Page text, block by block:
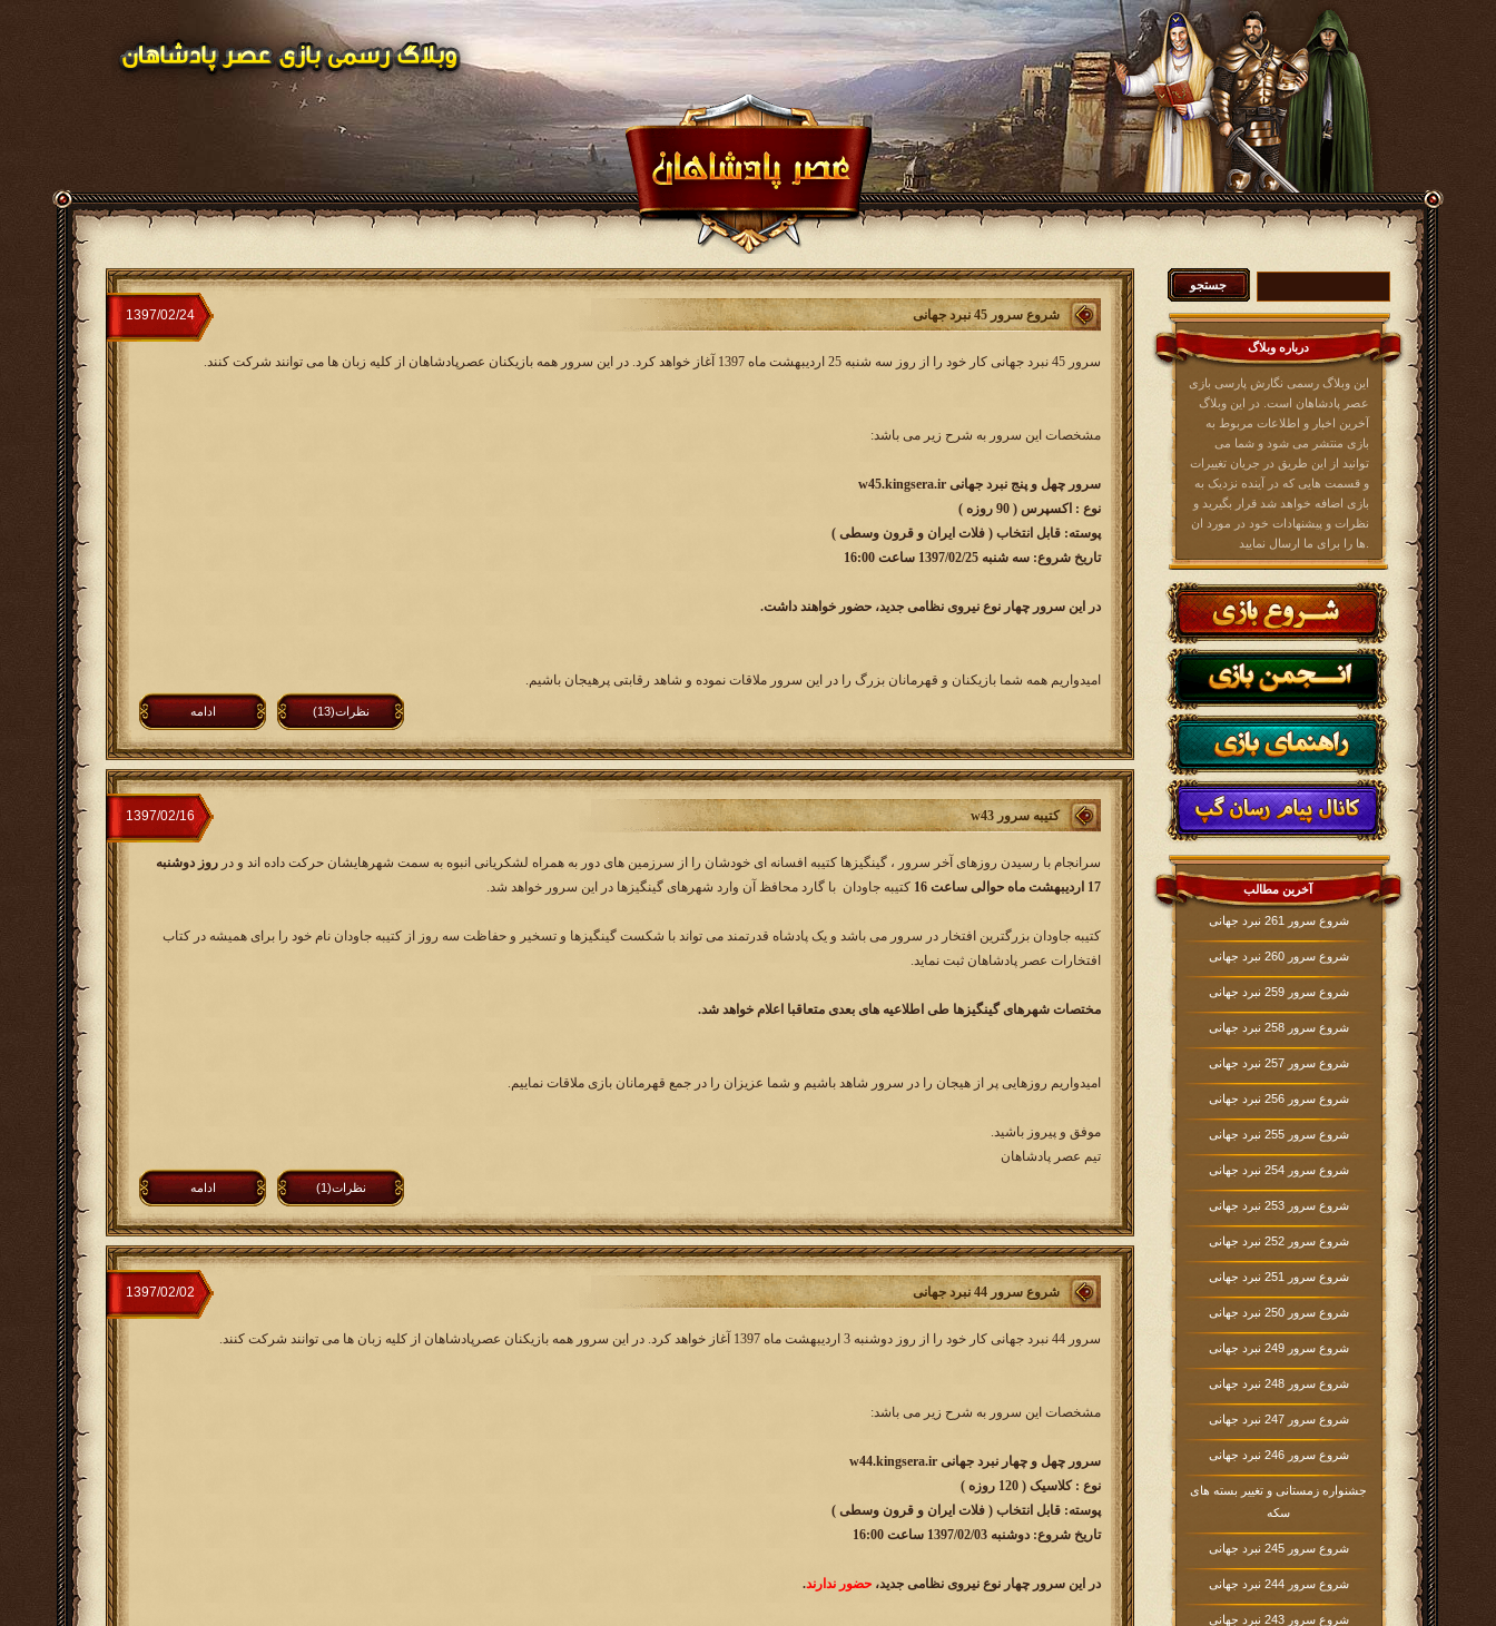
درباره وبلاگ
این وبلاگ رسمی نگارش پارسی بازی
عصر پادشاهان است. در این وبلاگ
آخرین اخبار و اطلاعات مربوط به
بازی منتشر می شود و شما می
توانید از این طریق در جریان تغییرات
و قسمت هایی که در آینده نزدیک به
بازی اضافه خواهد شد قرار بگیرید و
نظرات و پیشنهادات خود در مورد ان
آخرین مطالب
شروع سرور 261 نبرد جهانی
شروع سرور 260 نبرد جهانی
شروع سرور 259 نبرد جهانی
شروع سرور 258 نبرد جهانی
شروع سرور 257 نبرد جهانی
شروع سرور 256 نبرد جهانی
شروع سرور 255 نبرد جهانی
شروع سرور 254 نبرد جهانی
شروع سرور 253 نبرد جهانی
شروع سرور 252 نبرد جهانی
شروع سرور 251 نبرد جهانی
شروع سرور 250 نبرد جهانی
شروع سرور 249 نبرد جهانی
شروع سرور 248 نبرد جهانی
شروع سرور 247 نبرد جهانی
شروع سرور 246 نبرد جهانی
جشنواره زمستانی و تغییر بسته های
سکه
شروع سرور 245 نبرد جهانی
شروع سرور 244 نبرد جهانی
شروع سرور 243 نبرد جهانی
شروع سرور 45 نبرد جهانی ‏1397/02/24
سرور 45 نبرد جهانی کار خود را از روز سه شنبه 25 اردیبهشت ماه 1397 آغاز خواهد کرد. در این سرور همه بازیکنان عصرپادشاهان از کلیه زبان ها می توانند شرکت کنند.
مشخصات این سرور به شرح زیر می باشد:
سرور چهل و پنج نبرد جهانی w45.kingsera.ir
نوع : اکسپرس ( 90 روزه )
پوسته: قابل انتخاب ( فلات ایران و قرون وسطی )
تاریخ شروع: سه شنبه 1397/02/25 ساعت 16:00
در این سرور چهار نوع نیروی نظامی جدید، حضور خواهند داشت.
امیدواریم همه شما بازیکنان و قهرمانان بزرگ را در این سرور ملاقات نموده و شاهد رقابتی پرهیجان باشیم.
ادامه نظرات(13)
کتیبه سرور w43
سرانجام با رسیدن روزهای آخر سرور ، گینگیزها کتیبه افسانه ای خودشان را از سرزمین های دور به همراه لشکریانی انبوه به سمت شهرهایشان حرکت داده اند و درروز دوشنبه
17 اردیبهشت ماه حوالی ساعت 16
کتیبه جاودان با گارد محافظ آن وارد شهرهای گینگیزها در این سرور خواهد شد.
کتیبه جاودان بزرگترین افتخار در سرور می باشد و یک پادشاه قدرتمند می تواند با شکست گینگیزها و تسخیر و حفاظت سه روز از کتیبه جاودان نام خود را برای همیشه در کتاب
افتخارات عصر پادشاهان ثبت نماید.
مختصات شهرهای گینگیزها طی اطلاعیه های بعدی متعاقبا اعلام خواهد شد.
امیدواریم روزهایی پر از هیجان را در سرور شاهد باشیم و شما عزیزان را در جمع قهرمانان بازی ملاقات نماییم.
موفق و پیروز باشید.
تیم عصر پادشاهان
ادامه نظرات(1)
شروع سرور 44 نبرد جهانی
سرور 44 نبرد جهانی کار خود را از روز دوشنبه 3 اردیبهشت ماه 1397 آغاز خواهد کرد. در این سرور همه بازیکنان عصرپادشاهان از کلیه زبان ها می توانند شرکت کنند.
مشخصات این سرور به شرح زیر می باشد:
سرور چهل و چهار نبرد جهانی w44.kingsera.ir
نوع : کلاسیک ( 120 روزه )
پوسته: قابل انتخاب ( فلات ایران و قرون وسطی )
تاریخ شروع: دوشنبه 1397/02/03 ساعت 16:00
در این سرور چهار نوع نیروی نظامی جدید،حضور ندارند.